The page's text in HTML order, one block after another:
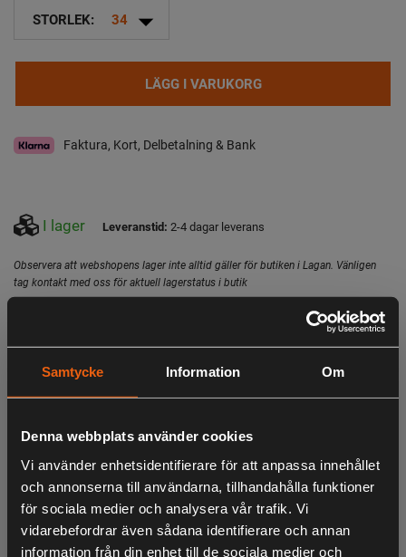
Samtycke Information Om
Denna webbplats använder cookies
Vi använder enhetsidentifierare för att anpassa innehållet
och annonserna till användarna, tillhandahålla funktioner
för sociala medier och analysera vår trafik. Vi
vidarebefordrar även sådana identifierare och annan
information från din enhet till de sociala medier och
STORLEK: 34 arrow_drop_down
LÄGG I VARUKORG
Faktura, Kort, Delbetalning & Bank
I lager Leveranstid: 2-4 dagar leverans
Observera att webshopens lager inte alltid gäller för butiken i Lagan. Vänligen
tag kontakt med oss för aktuell lagerstatus i butik
Bekväma friluftsbyxor i stretchmaterial. Tight och modern
värmeutsläpp. Vind och vattenavvisande försedda med
membran från knäna och nedåt samt sätet baktill. Ej
tejpade sömmar. Benfickor och handfickor har dragkedja.
Justerbar midja med kardborre. Justerbara benslut, samt
benkrok. Behandlade med en ekologisk och fluorkarbonfri
impregnering - Bionic Finish Eco för extra vatten- och